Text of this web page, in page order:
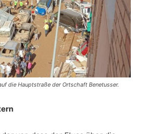
die Hauptstraße der Ortschaft Benetusser.